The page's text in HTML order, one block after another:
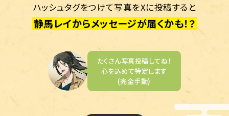
ハッシュタグをつけて写真をXに投稿すると
静馬レイからメッセージが届くかも！？
たくさん写真投稿してね！
心を込めて特定します
(完全手動)